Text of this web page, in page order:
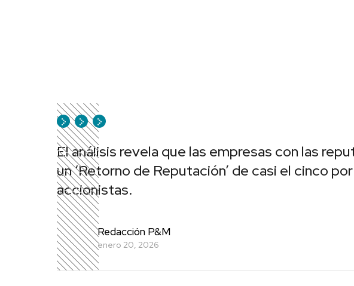
El análisis revela que las empresas con las
un ‘Retorno de Reputación’ de casi el cinco
accionistas.
Redacción P&M
enero 20, 2026